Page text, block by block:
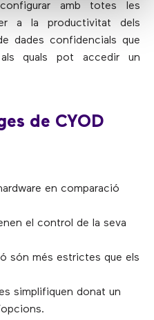
amb totes les
a la productivitat dels
dades confidencials que
quals pot accedir un
de CYOD
en comparació
el control de la seva
són més estrictes que els
simplifiquen donat un